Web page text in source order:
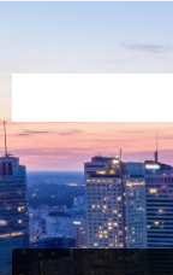
sidebar
sidebar